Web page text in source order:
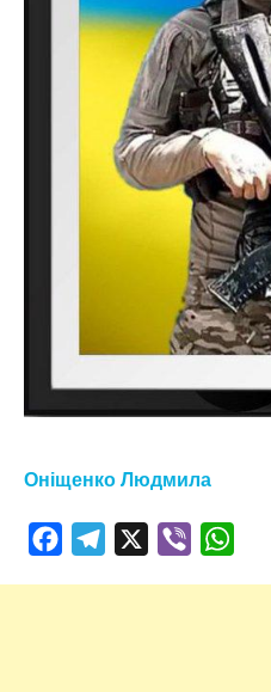
Оніщенко Людмила
FacebookTelegram Viber